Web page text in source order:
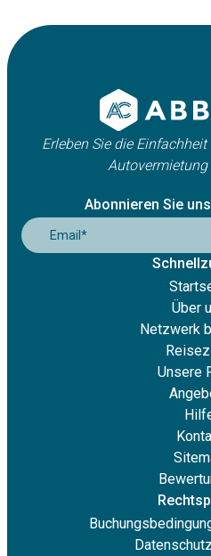
Erleben Sie die
Abonnieren Sie
Email *
Über
Netzwerk
Unsere